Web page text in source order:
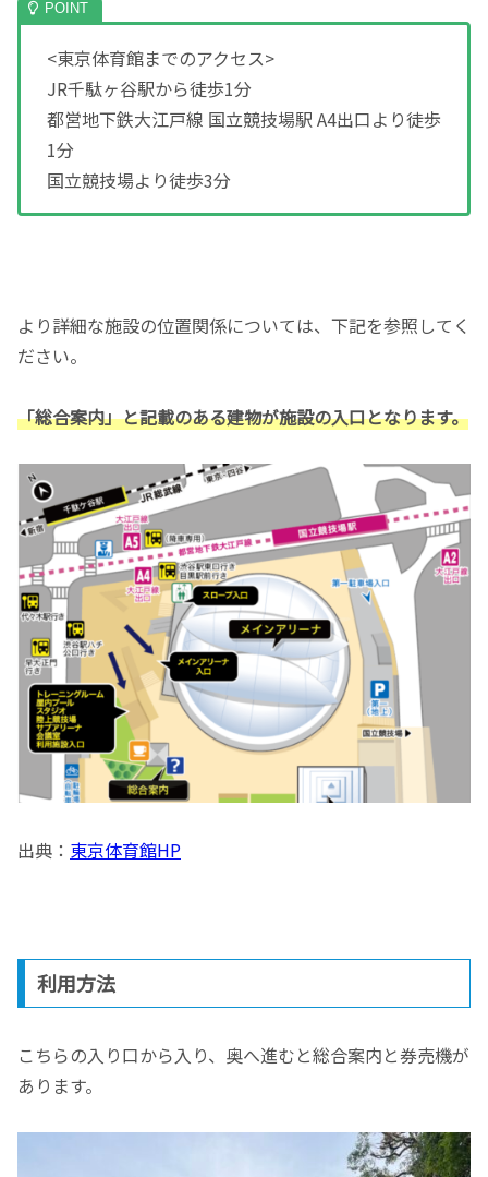
<東京体育館までのアクセス>
JR千駄ヶ谷駅から徒歩1分
都営地下鉄大江戸線 国立競技場駅 A4出口より徒歩
1分
国立競技場より徒歩3分
より詳細な施設の位置関係については、下記を参照してく
ださい。
「総合案内」と記載のある建物が施設の入口となります。
出典： 東京体育館HP
利用方法
こちらの入り口から入り、奥へ進むと総合案内と券売機が
あります。